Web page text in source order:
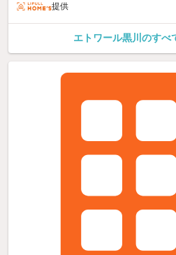
提供
エトワール黒川のすべ